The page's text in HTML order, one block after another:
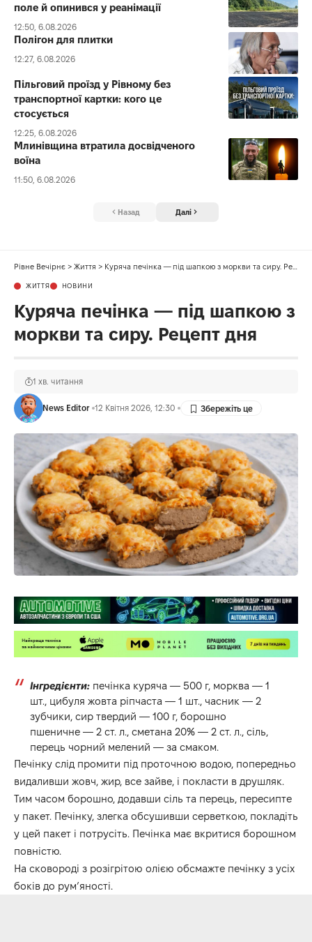
поле й опинився у реанімації
12:50, 6.08.2026
Полігон для плитки
12:27, 6.08.2026
Пільговий проїзд у Рівному без
транспортної картки: кого це
стосується
12:25, 6.08.2026
Млинівщина втратила досвідченого
воїна
11:50, 6.08.2026
Назад Далі
Рівне Вечірнє > Життя > Куряча печінка — під шапкою з моркви та сиру. Рецепт дня
ЖИТТЯ НОВИНИ
Куряча печінка — під шапкою з
моркви та сиру. Рецепт дня
News Editor 12 Квітня 2026, 12:30
1 хв. читання
Інгредієнти: печінка куряча — 500 г, морква — 1
шт., цибуля жовта ріпчаста — 1 шт., часник — 2
зубчики, сир твердий — 100 г, борошно
пшеничне — 2 ст. л., сметана 20% — 2 ст. л., сіль,
перець чорний мелений — за смаком.
Печінку слід промити під проточною водою, попередньо
видаливши жовч, жир, все зайве, і покласти в друшляк.
Тим часом борошно, додавши сіль та перець, пересипте
у пакет. Печінку, злегка обсушивши серветкою, покладіть
у цей пакет і потрусіть. Печінка має вкритися борошном
повністю.
На сковороді з розігрітою олією обсмажте печінку з усіх
боків до рум’яності.